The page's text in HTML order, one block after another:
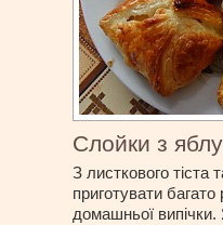
Слойки з
З листкового тіста
приготувати багато
домашньої